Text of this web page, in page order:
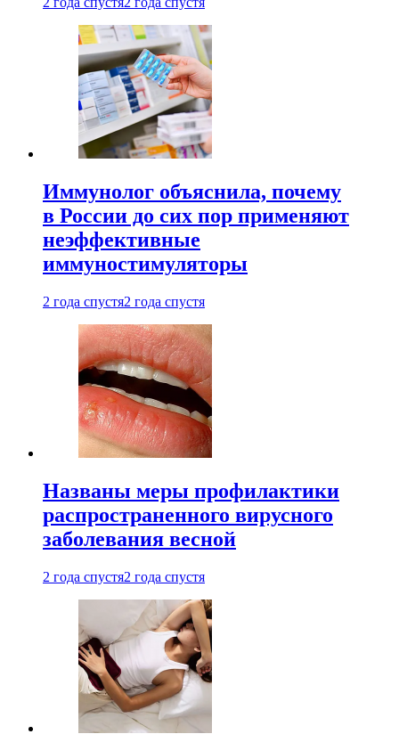
Иммунолог объяснила, почему
в России до сих пор применяют
неэффективные
иммуностимуляторы
2 года спустя2 года спустя
Названы меры профилактики
распространенного вирусного
заболевания весной
2 года спустя2 года спустя